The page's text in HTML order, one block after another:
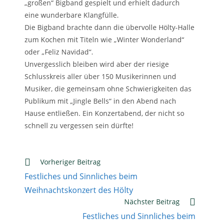
„großen“ Bigband gespielt und erhielt dadurch
eine wunderbare Klangfülle.
Die Bigband brachte dann die übervolle Hölty-Halle
zum Kochen mit Titeln wie „Winter Wonderland“
oder „Feliz Navidad“.
Unvergesslich bleiben wird aber der riesige
Schlusskreis aller über 150 Musikerinnen und
Musiker, die gemeinsam ohne Schwierigkeiten das
Publikum mit „Jingle Bells“ in den Abend nach
Hause entließen. Ein Konzertabend, der nicht so
schnell zu vergessen sein dürfte!
Weitere
Artikel
ansehen
Vorheriger Beitrag
Festliches und Sinnliches beim
Weihnachtskonzert des Hölty
Nächster Beitrag
Festliches und Sinnliches beim